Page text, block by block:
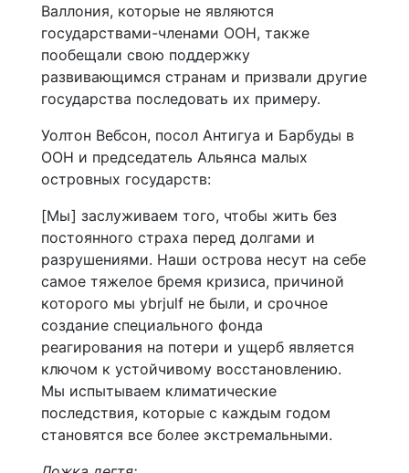
Валлония, которые не являются
государствами-членами ООН, также
пообещали свою поддержку
развивающимся странам и призвали другие
государства последовать их примеру.
Уолтон Вебсон, посол Антигуа и Барбуды в
ООН и председатель Альянса малых
островных государств:
[Мы] заслуживаем того, чтобы жить без
постоянного страха перед долгами и
разрушениями. Наши острова несут на себе
самое тяжелое бремя кризиса, причиной
которого мы ybrjulf не были, и срочное
создание специального фонда
реагирования на потери и ущерб является
ключом к устойчивому восстановлению.
Мы испытываем климатические
последствия, которые с каждым годом
становятся все более экстремальными.